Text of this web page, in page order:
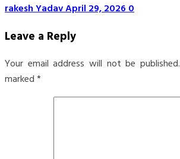
rakesh YadavApril 29, 20260
Leave a Reply
Your email address will not be published.
marked*